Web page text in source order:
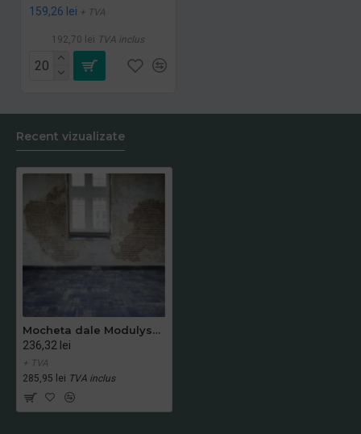
159,26 lei + TVA
192,70 lei TVA inclus
Recent vizualizate
Mocheta dale Modulyss PIXEL (50x50cm)
236,32 lei
+ TVA
285,95 lei TVA inclus